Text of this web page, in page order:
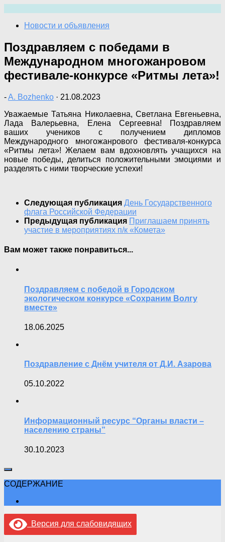
содержимому
Новости и объявления
Поздравляем с победами в
Международном многожанровом
фестивале-конкурсе «Ритмы лета»!
-A. Bozhenko · 21.08.2023
Уважаемые Татьяна Николаевна, Светлана Евгеньевна,
Лада Валерьевна, Елена Сергеевна! Поздравляем
ваших учеников с получением дипломов
Международного многожанрового фестиваля-конкурса
«Ритмы лета»! Желаем вам вдохновлять учащихся на
новые победы, делиться положительными эмоциями и
разделять с ними творческие успехи!
Следующая публикация День Государственного
флага Российской Федерации
Предыдущая публикация Приглашаем принять
участие в мероприятиях п/к «Комета»
Вам может также понравиться...
Поздравляем с победой в Городском
экологическом конкурсе «Сохраним Волгу
вместе»
18.06.2025
Поздравление с Днём учителя от Д.И. Азарова
05.10.2022
Информационный ресурс “Органы власти –
населению страны”
30.10.2023
СОДЕРЖАНИЕ
Версия для слабовидящих